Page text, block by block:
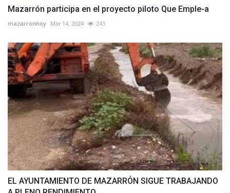
Mazarrón participa en el proyecto piloto Que Emple-a
mazarronhoy Mar 14, 2024 243
EL AYUNTAMIENTO DE MAZARRÓN SIGUE TRABAJANDO